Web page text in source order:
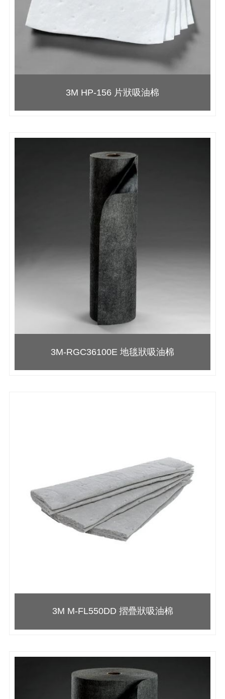
3M HP-156 片狀吸油棉
3M-RGC36100E 地毯狀吸油棉
3M M-FL550DD 摺疊狀吸油棉